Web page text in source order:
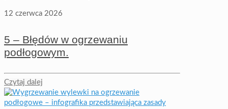
12 czerwca 2026
5 – Błędów w ogrzewaniu
podłogowym.
Czytaj dalej